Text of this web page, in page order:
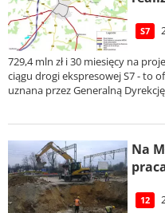
S7
729,4 mln zł i 30 miesięcy na
ciągu drogi ekspresowej S7 - to
uznana przez Generalną
Na
12